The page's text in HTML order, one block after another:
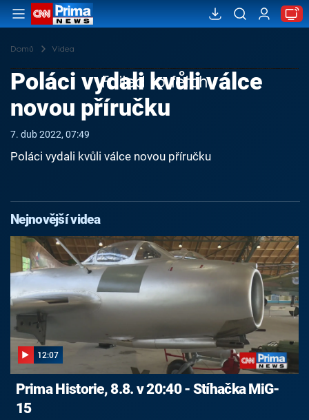
Domů Videa
Failed to fetch
Poláci vydali kvůli válce
novou příručku
7. dub 2022, 07:49
Poláci vydali kvůli válce novou příručku
Nejnovější videa
12:07
Prima Historie, 8.8. v 20:40 - Stíhačka MiG-
15